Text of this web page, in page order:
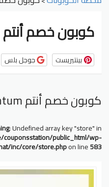
كوبون خصم أنتم antum
جوجل بلس بينتيريست
كوبون خصم أنتم antum
: Undefined array key "store" in
couponsstation/public_html/wp-
inc/core/store.phpon line583